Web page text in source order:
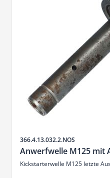
Sku
366.4.13.032.2.NOS
Anwerfwelle M125 mit
Kickstarterwelle M125 letzte